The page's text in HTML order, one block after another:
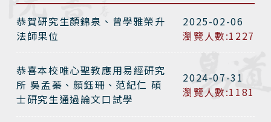
恭賀研究生顏錦泉、曾學雅榮升
法師果位
2025-02-06
瀏覽人數:1227
恭喜本校唯心聖教應用易經研究
所 吳孟蓁、顏鈺珊、范紀仁 碩
士研究生通過論文口試學
2024-07-31
瀏覽人數:1181